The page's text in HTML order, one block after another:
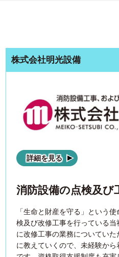
株式会社明光設備
詳細を見る
消防設備の点検及び
「生命と財産を守る」という
検及び改修工事を行っている
に改修工事の業務についてい
に教えていくので、未経験か